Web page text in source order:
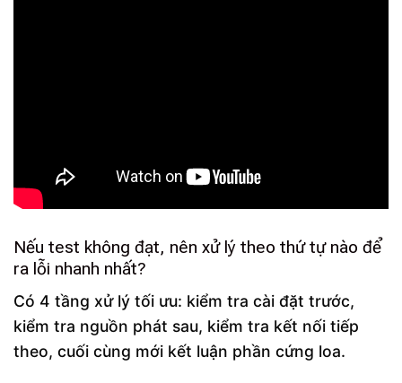
Nếu test không đạt, nên xử lý theo thứ tự nào để
ra lỗi nhanh nhất?
Có 4 tầng xử lý tối ưu: kiểm tra cài đặt trước,
kiểm tra nguồn phát sau, kiểm tra kết nối tiếp
theo, cuối cùng mới kết luận phần cứng loa.